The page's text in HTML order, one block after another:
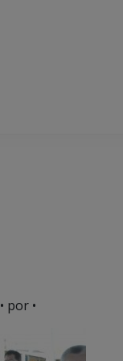
• por •